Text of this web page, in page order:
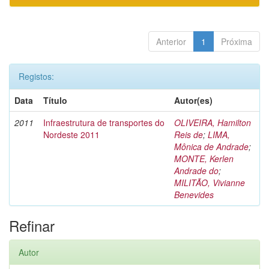
Anterior 1 Próxima
Registos:
Data
Título
Autor(es)
2011
Infraestrutura de transportes do
Nordeste 2011
OLIVEIRA, Hamilton
Reis de; LIMA,
Mônica de Andrade;
MONTE, Kerlen
Andrade do;
MILITÃO, Vivianne
Benevides
Refinar
Autor